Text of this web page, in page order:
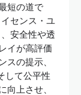
短の道で
センス・ユ
安全性や透
イが高評価
スの提示、
して公平性
向上させ、